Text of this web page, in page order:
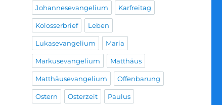
Johannesevangelium Karfreitag
Kolosserbrief Leben
Lukasevangelium Maria
Markusevangelium Matthäus
Matthäusevangelium Offenbarung
Ostern Osterzeit Paulus